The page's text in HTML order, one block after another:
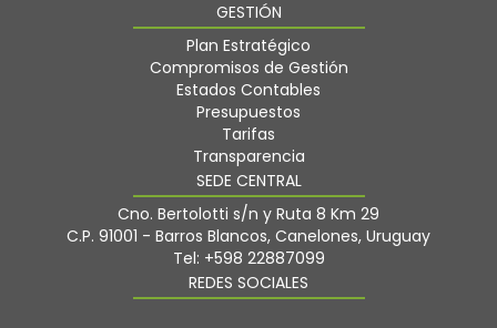
GESTIÓN
Plan Estratégico
Compromisos de Gestión
Estados Contables
Presupuestos
Tarifas
Transparencia
SEDE CENTRAL
Cno. Bertolotti s/n y Ruta 8 Km 29
C.P. 91001 - Barros Blancos, Canelones, Uruguay
Tel: +598 22887099
REDES SOCIALES